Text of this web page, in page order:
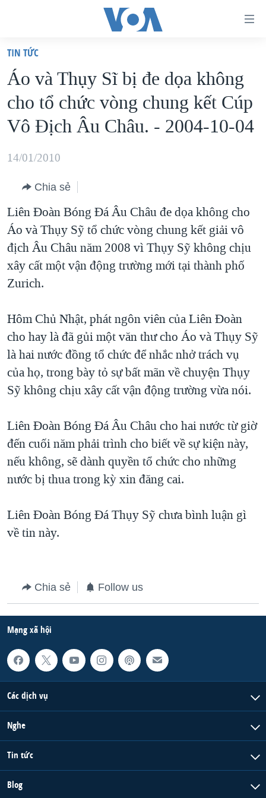
truy
cập
Tới
nội
chính
hướng
chính
Đi
tới
"Tìm"
TRANG CHỦ
VIỆT NAM
HOA KỲ
BIỂN ĐÔNG
THẾ GIỚI
DIỄN ĐÀN
MỤC
TỰ DO BÁO CHÍ
NGƯỜI VIỆT HẢI NGOẠI
KINH TẾ
KHOA HỌC
VĂN HOÁ
GIÁO DỤC
CHUYÊN ĐỀ
CHIẾN TRANH THƯƠNG MẠI CỦA MỸ: QUÁ KHỨ VÀ HIỆN
TẠI
HÀNH TRÌNH BẦU CỬ 2024
GIẢI MÃ VÀNH ĐAI & CON ĐƯỜNG
NGÀY TỊ NẠN THẾ GIỚI
TRỊNH VĨNH BÌNH - NGƯỜI HẠ 'BÊN THẮNG CUỘC'
GROUND ZERO – XƯA VÀ NAY
CHI PHÍ CHIẾN TRANH AFGHANISTAN
CÁC GIÁ TRỊ CỘNG HÒA Ở VIỆT NAM
THƯỢNG ĐỈNH TRUMP-KIM TẠI VIỆT NAM
TRỊNH VĨNH BÌNH VS. CHÍNH PHỦ VIỆT NAM
HỌC TIẾNG ANH
VIDEO
MẠNG XÃ HỘI
Ngôn ngữ khác
TIN TỨC
Áo và Thụy Sĩ bị đe dọa không
cho tổ chức vòng chung kết Cúp
Vô Địch Âu Châu. - 2004-10-04
14/01/2010
Chia sẻ
Liên Đoàn Bóng Đá Âu Châu đe dọa không cho
Áo và Thụy Sỹ tổ chức vòng chung kết giải vô
địch Âu Châu năm 2008 vì Thụy Sỹ không chịu
xây cất một vận động trường mới tại thành phố
Zurich.
Hôm Chủ Nhật, phát ngôn viên của Liên Đoàn
cho hay là đã gủi một văn thư cho Áo và Thụy Sỹ
là hai nước đồng tổ chức để nhắc nhở trách vụ
của họ, trong bày tỏ sự bất mãn về chuyện Thụy
Sỹ không chịu xây cất vận động trường vừa nói.
Liên Đoàn Bóng Đá Âu Châu cho hai nước từ giờ
đến cuối năm phải trình cho biết về sự kiện này,
nếu không, sẽ dành quyền tổ chức cho những
nước bị thua trong kỳ xin đăng cai.
Liên Đoàn Bóng Đá Thụy Sỹ chưa bình luận gì
về tin này.
Chia sẻ Follow us
Mạng xã hội
Các dịch vụ
Nghe
Tin tức
Blog